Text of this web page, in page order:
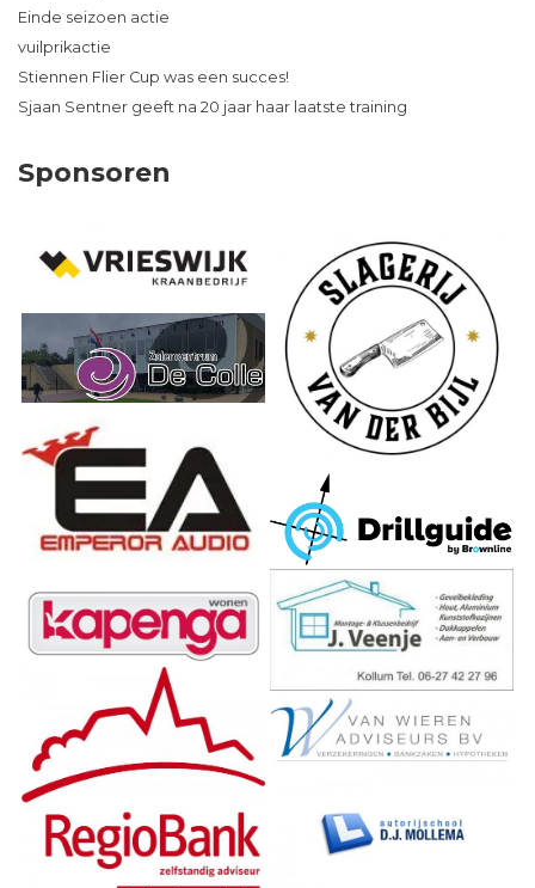
Einde seizoen actie
vuilprikactie
Stiennen Flier Cup was een succes!
Sjaan Sentner geeft na 20 jaar haar laatste training
Sponsoren